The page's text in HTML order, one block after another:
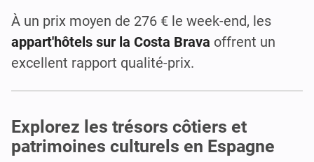
À un prix moyen de 276 € le week-end, les
appart'hôtels sur la Costa Brava offrent un
excellent rapport qualité-prix.
Explorez les trésors côtiers et
patrimoines culturels en Espagne